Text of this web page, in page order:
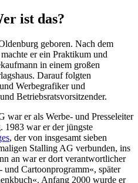
ist das?
geboren. Nach dem
er ein Praktikum und
in einem großen
Darauf folgten
Werbegrafiker und
Betriebsratsvorsitzender.
er als Werbe- und Presseleiter
1983 war er der jüngste
, der von insgesamt sieben
Stalling AG verbunden, ins
an war er dort verantwortlicher
Cartoonprogramm«, später
Anfang 2000 wurde er